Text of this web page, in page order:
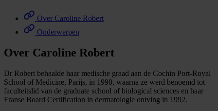
Over Caroline Robert
Onderwerpen
Over Caroline Robert
Dr Robert behaalde haar medische graad aan de Cochin Port-Royal
School of Medicine, Parijs, in 1990, waarna ze werd benoemd tot
faculteitslid van de graduate school of biological sciences en haar
Franse Board Certification in dermatologie ontving in 1992.